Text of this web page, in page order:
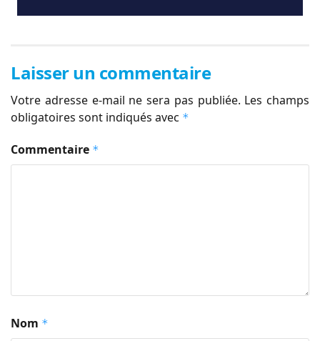
Laisser un commentaire
Votre adresse e-mail ne sera pas publiée. Les champs
obligatoires sont indiqués avec *
Commentaire *
Nom *